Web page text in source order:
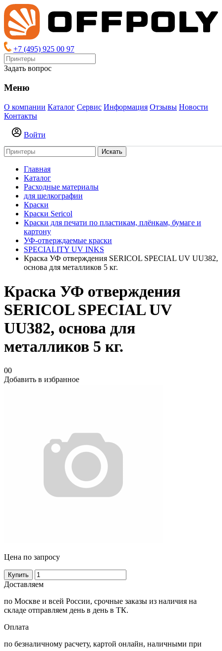
+7 (495) 925 00 97
Задать вопрос
Меню
О компании Каталог Сервис Информация Отзывы Новости
Контакты
Войти
Искать
Главная
Каталог
Расходные материалы
для шелкографии
Краски
Краски Sericol
Краски для печати по пластикам, плёнкам, бумаге и
картону
УФ-отверждаемые краски
SPECIALITY UV INKS
Краска УФ отверждения SERICOL SPECIAL UV UU382,
основа для металликов 5 кг.
Краска УФ отверждения
SERICOL SPECIAL UV
UU382, основа для
металликов 5 кг.
00
Добавить в избранное
Цена по запросу
Купить
Доставляем
по Москве и всей России, срочные заказы из наличия на
складе отправляем день в день в ТК.
Оплата
по безналичному расчету, картой онлайн, наличными при